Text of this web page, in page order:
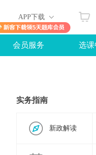
APP下载
会员服务 选
实务指南
新政解读